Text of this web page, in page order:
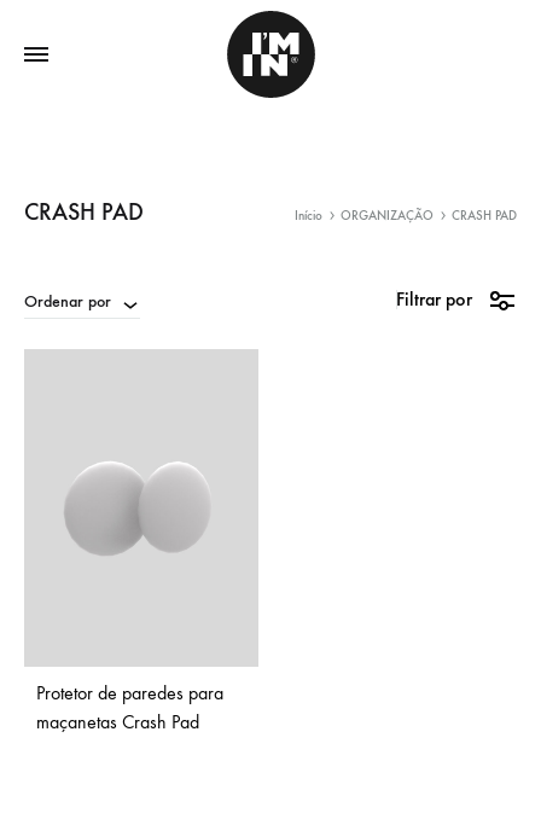
CRASH PAD Início ORGANIZAÇÃO CRASH PAD
Ordenar por Filtrar por
Protetor de paredes para
maçanetas Crash Pad